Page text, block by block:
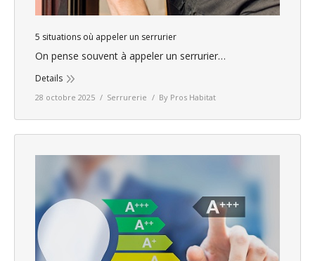
5 situations où appeler un serrurier
On pense souvent à appeler un serrurier…
Details
28 octobre 2025 Serrurerie By Pros Habitat